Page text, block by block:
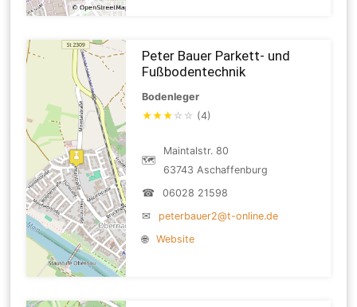
Peter Bauer Parkett- und
Fußbodentechnik
Bodenleger
★★★ ☆ ☆ (4)
🗺
Maintalstr. 80
63743 Aschaffenburg
☎
06028 21598
✉
peterbauer2@t-online.de
🌐
Website